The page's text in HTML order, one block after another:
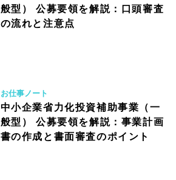
般型） 公募要領を解説：口頭審査
の流れと注意点
お仕事ノート
中小企業省力化投資補助事業（一
般型） 公募要領を解説：事業計画
書の作成と書面審査のポイント